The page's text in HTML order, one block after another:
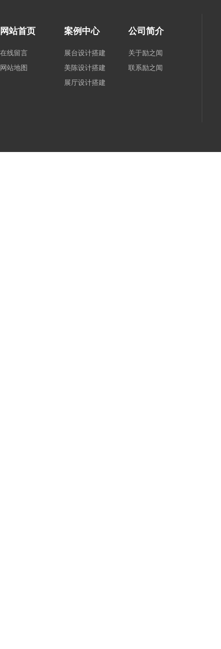
网站首页
在线留言
网站地图
案例中心
展台设计搭建
美陈设计搭建
展厅设计搭建
公司简介
关于励之闻
联系励之闻